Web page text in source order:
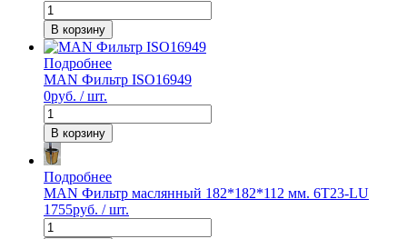
В корзину
Подробнее
MAN Фильтр ISO16949
0руб. / шт.
В корзину
Подробнее
MAN Фильтр маслянный 182*182*112 мм. 6T23-LU
1755руб. / шт.